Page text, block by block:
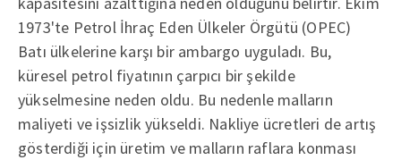
1973'te Petrol İhraç Eden Ülkeler Örgütü (OPEC)
Batı ülkelerine karşı bir ambargo uyguladı. Bu,
küresel petrol fiyatının çarpıcı bir şekilde
yükselmesine neden oldu. Bu nedenle malların
maliyeti ve işsizlik yükseldi. Nakliye ücretleri de artış
gösterdiği için üretim ve malların raflara konması